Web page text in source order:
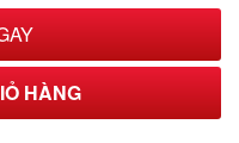
HÀNG